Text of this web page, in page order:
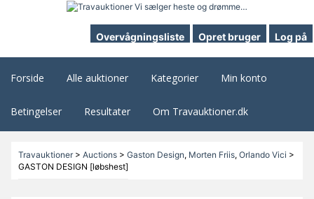
Overvågningsliste Opret bruger Log på
Forside Alle auktioner Kategorier Min konto
Betingelser Resultater Om Travauktioner.dk
Travauktioner> Auctions> Gaston Design, Morten Friis, Orlando Vici >
GASTON DESIGN [løbshest]